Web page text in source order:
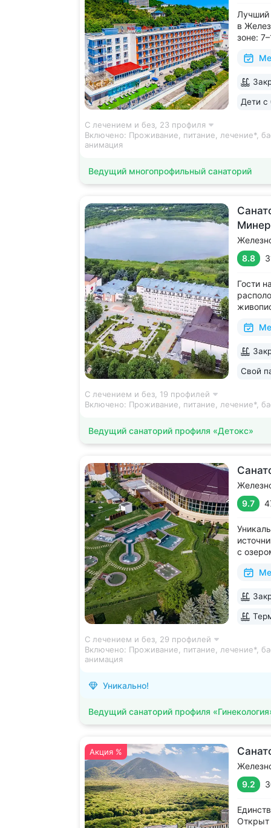
Лучший
в
зоне:
и
в
Дети с
С лечением и без, 23 профиля
Включено: Проживание, питание, лечение*,
анимация
Ведущий многопрофильный санаторий
8.8
Гости
Свой
С лечением и без, 19 профилей
Включено: Проживание, питание, лечение*,
Ведущий санаторий профиля «Детокс»
9.7
с
зал,
С лечением и без, 29 профилей
Включено: Проживание, питание, лечение*,
анимация
Уникально!
Ведущий санаторий профиля
Акция %
9.2
Открыт